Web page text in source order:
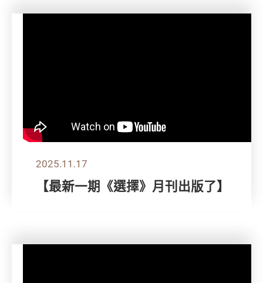
2025.11.17
【最新一期《選擇》月刊出版了】